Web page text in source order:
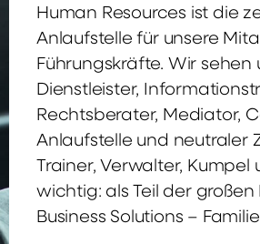
Human Resources ist die
Anlaufstelle für unsere
Führungskräfte. Wir sehen
Dienstleister,
Rechtsberater, Mediator,
Anlaufstelle und neutraler
Trainer, Verwalter, Kumpel
wichtig: als Teil der großen
Business Solutions –